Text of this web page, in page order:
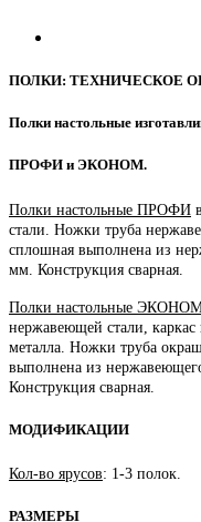
ПОЛКИ: ТЕХНИЧЕСКОЕ
Полки настольные
ПРОФИ и ЭКОНОМ.
Полки настольные ПРОФИ
стали. Ножки труба
сплошная выполнена из
мм. Конструкция сварная.
Полки настольные
нержавеющей стали,
металла. Ножки труба
выполнена из
Конструкция сварная.
МОДИФИКАЦИИ
Кол-во ярусов: 1-3 полок.
РАЗМЕРЫ